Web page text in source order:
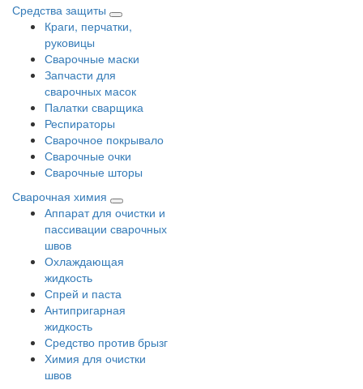
Средства защиты
Краги, перчатки,
руковицы
Сварочные маски
Запчасти для
сварочных масок
Палатки сварщика
Респираторы
Сварочное покрывало
Сварочные очки
Сварочные шторы
Сварочная химия
Аппарат для очистки и
пассивации сварочных
швов
Охлаждающая
жидкость
Спрей и паста
Антипригарная
жидкость
Средство против брызг
Химия для очистки
швов